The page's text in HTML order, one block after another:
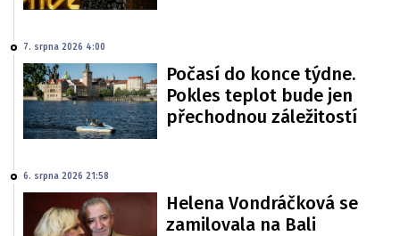
7. srpna 2026 4:00
Počasí do konce týdne.
Pokles teplot bude jen
přechodnou záležitostí
6. srpna 2026 21:58
Helena Vondráčková se
zamilovala na Bali